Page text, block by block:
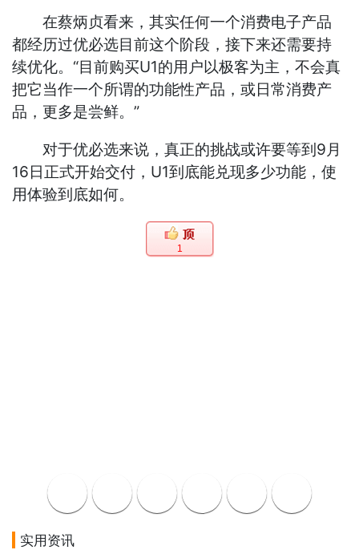
在蔡炳贞看来，其实任何一个消费电子产品
都经历过优必选目前这个阶段，接下来还需要持
续优化。“目前购买U1的用户以极客为主，不会真
把它当作一个所谓的功能性产品，或日常消费产
品，更多是尝鲜。”
对于优必选来说，真正的挑战或许要等到9月
16日正式开始交付，U1到底能兑现多少功能，使
用体验到底如何。
1
实用资讯